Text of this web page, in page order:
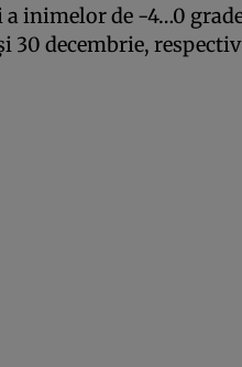
a inimelor de -4…0
30 decembrie,